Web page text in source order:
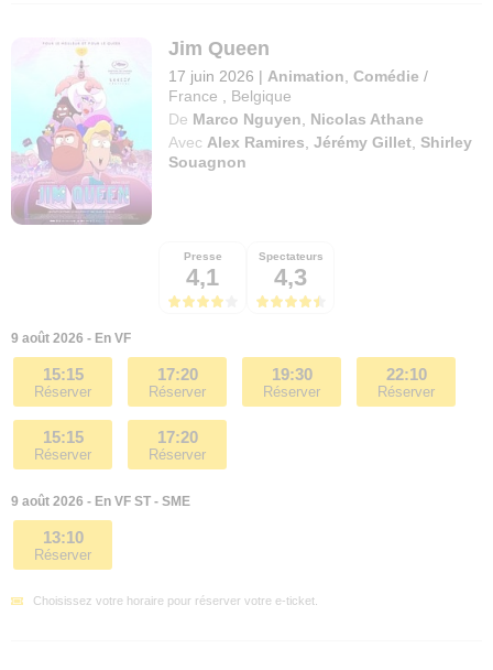
Jim Queen
17 juin 2026 | Animation ,Comédie /
France
Belgique
De Marco Nguyen
Nicolas Athane
Avec Alex Ramires ,Jérémy Gillet ,Shirley
Souagnon
Presse
4,1
Spectateurs
4,3
9 août 2026 - En VF
15:15
Réserver
17:20
Réserver
19:30
Réserver
22:10
Réserver
15:15
Réserver
17:20
Réserver
9 août 2026 - En VF ST - SME
13:10
Réserver
Choisissez votre horaire pour réserver votre e-ticket.